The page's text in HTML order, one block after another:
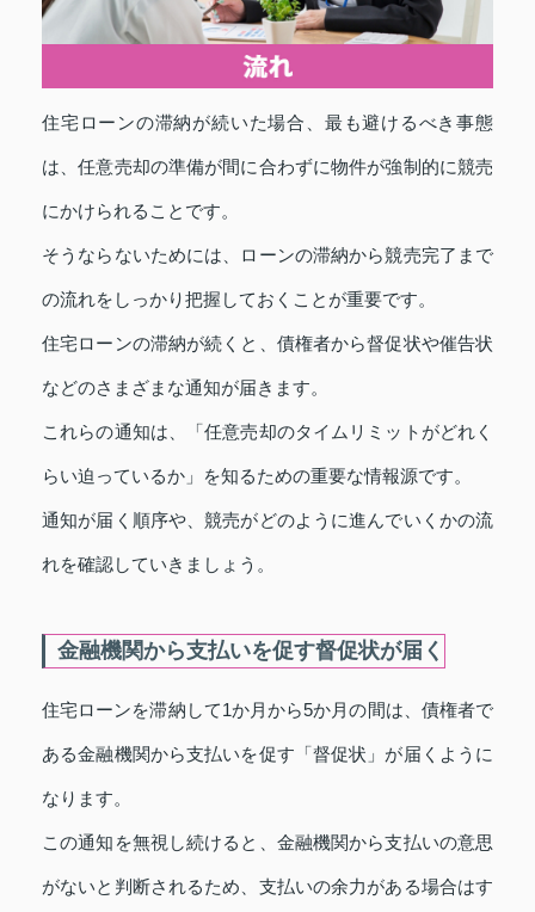
住宅ローンの滞納が続いた場合、最も避けるべき事態
は、任意売却の準備が間に合わずに物件が強制的に競売
にかけられることです。
そうならないためには、ローンの滞納から競売完了まで
の流れをしっかり把握しておくことが重要です。
住宅ローンの滞納が続くと、債権者から督促状や催告状
などのさまざまな通知が届きます。
これらの通知は、「任意売却のタイムリミットがどれく
らい迫っているか」を知るための重要な情報源です。
通知が届く順序や、競売がどのように進んでいくかの流
れを確認していきましょう。
金融機関から支払いを促す督促状が届く
住宅ローンを滞納して1か月から5か月の間は、債権者で
ある金融機関から支払いを促す「督促状」が届くように
なります。
この通知を無視し続けると、金融機関から支払いの意思
がないと判断されるため、支払いの余力がある場合はす